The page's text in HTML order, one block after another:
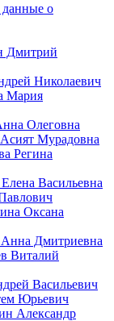
данные о
Дмитрий
Николаевич
Мария
Олеговна
Мурадовна
Регина
Васильевна
Оксана
Дмитриевна
Виталий
Васильевич
Юрьевич
Александр